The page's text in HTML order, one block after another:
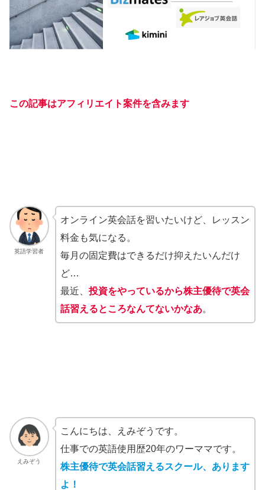
この記事はアフィリエイト案件を含みます
英語学習者
オンライン英会話を習いたいけど、レッスン
料金も気になる。
毎月の固定費はできるだけ抑えたいんだけ
ど…
最近、投資をやっているから株主優待で英会
話習えるところなんてないかなあ。
えみぞう
こんにちは、えみぞうです。
仕事での英語使用歴20年のワーママです。
株主優待で英会話習えるスクール、あります
よ！